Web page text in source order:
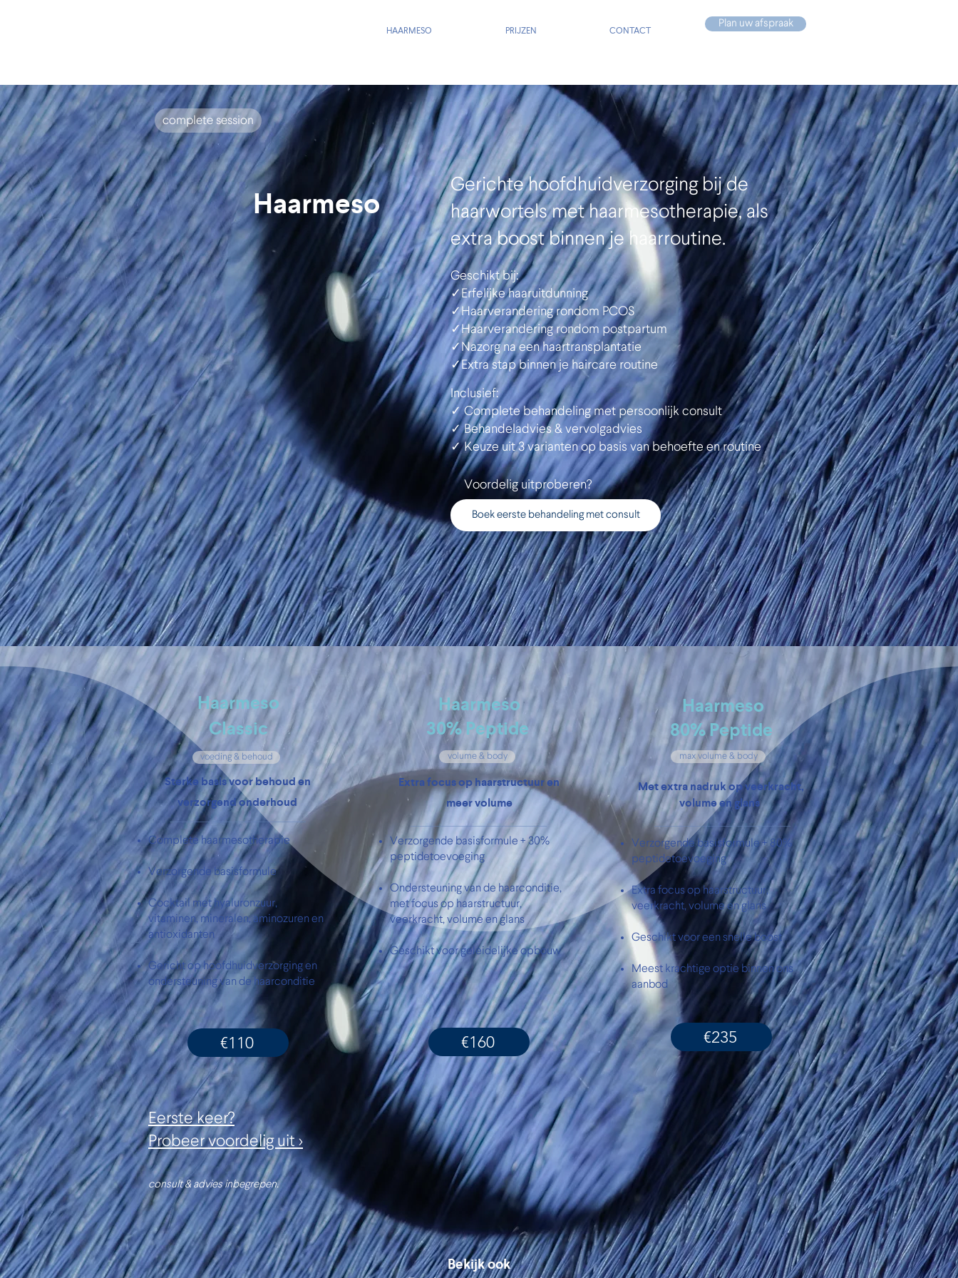
HAARMESO PRIJZEN CONTACT
Plan uw afspraak
complete session
Haarmeso
Gerichte hoofdhuidverzorging bij de
haarwortels met haarmesotherapie, als
extra boost binnen je haarroutine.
Geschikt bij:
✓Erfelijke haaruitdunning
✓Haarverandering rondom PCOS
✓Haarverandering rondom postpartum
✓Nazorg na een haartransplantatie
✓Extra stap binnen je haircare routine
Inclusief:
✓ Complete behandeling met persoonlijk consult
✓ Behandeladvies & vervolgadvies
✓ Keuze uit 3 varianten op basis van behoefte en routine
Voordelig uitproberen?
Boek eerste behandeling met consult
Haarmeso
Classic
voeding & behoud
​Sterke basis voor behoud en
verzorgend onderhoud
Complete haarmesotherapie
Verzorgende basisformule
Cocktail met hyaluronzuur,
vitaminen, mineralen, aminozuren en
antioxidanten
Gericht op hoofdhuidverzorging en
ondersteuning van de haarconditie
€110
Haarmeso
30% Peptide
volume & body
Extra focus op haarstructuur en
meer volume
Verzorgende basisformule + 30%
peptidetoevoeging
Ondersteuning van de haarconditie,
met focus op haarstructuur,
veerkracht, volume en glans
Geschikt voor geleidelijke opbouw
€160
Haarmeso
80%Peptide
max volume & body
Met extra nadruk op veerkracht,
volume en glans ​
Verzorgende basisformule + 80%
peptidetoevoeging
Extra focus op haarstructuur,
veerkracht, volume en glans
Geschikt voor een snelle boost
Meest krachtige optie binnen ons
aanbod
€235
Eerste keer?
Probeer voordelig uit >
consult & advies inbegrepen.
Bekijk ook